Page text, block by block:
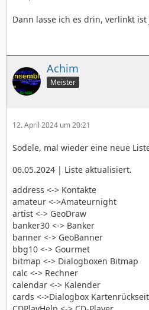
Dann lasse ich es drin, verlinkt
Achim
Meister
12. April 2024 um 20:21
Sodele, mal wieder eine neue
06.05.2024 | Liste aktualisiert.
address <-> Kontakte
amateur <->Amateurnight
artist <-> GeoDraw
banker30 <-> Banker
banner <-> GeoBanner
bbg10 <-> Gourmet
bitmap <-> Dialogboxen Bitmap
calc <-> Rechner
calendar <-> Kalender
cards <->Dialogbox